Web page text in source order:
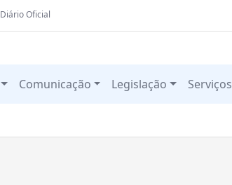
Diário Oficial
Comunicação Legislação Serviços